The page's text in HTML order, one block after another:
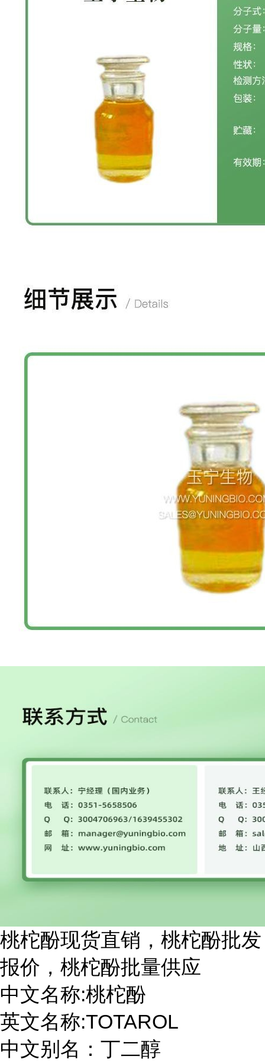
桃柁酚现货直销，桃柁酚批发
报价，桃柁酚批量供应
中文名称:桃柁酚
英文名称:TOTAROL
中文别名：丁二醇